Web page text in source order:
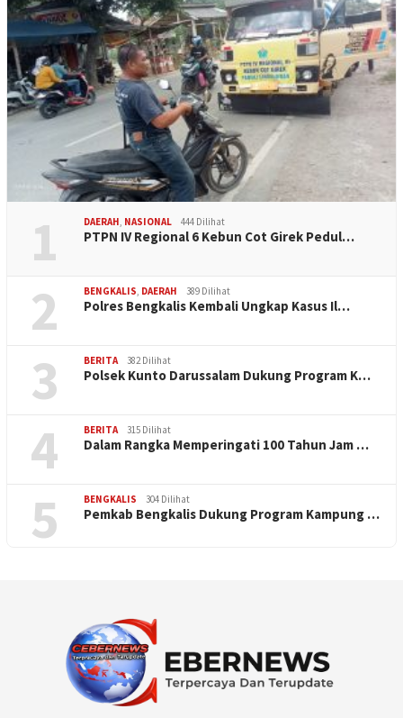
1 DAERAH, NASIONAL 444 Dilihat
PTPN IV Regional 6 Kebun Cot Girek Pedul…
2 BENGKALIS, DAERAH 389 Dilihat
Polres Bengkalis Kembali Ungkap Kasus Il…
3 BERITA 382 Dilihat
Polsek Kunto Darussalam Dukung Program K…
4 BERITA 315 Dilihat
Dalam Rangka Memperingati 100 Tahun Jam …
5 BENGKALIS 304 Dilihat
Pemkab Bengkalis Dukung Program Kampung …